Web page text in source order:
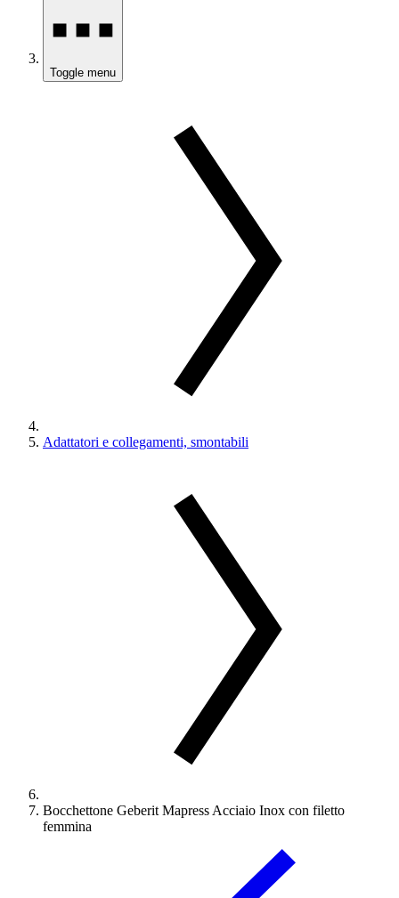
Toggle menu
Adattatori e collegamenti, smontabili
Bocchettone Geberit Mapress Acciaio Inox con filetto
femmina